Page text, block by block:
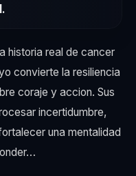
historia real de cancer
convierte la resiliencia
coraje y accion. Sus
incertidumbre,
una mentalidad